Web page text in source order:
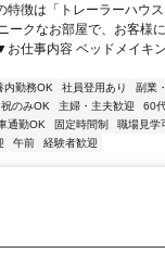
特徴は「トレーラーハウ
ークなお部屋で、お客様
仕事内容 ベッドメイキ
内勤務OK 社員登用あり
副業
のみOK 主婦・主夫歓迎 60
通勤OK 固定時間制 職場見学
午前 経験者歓迎